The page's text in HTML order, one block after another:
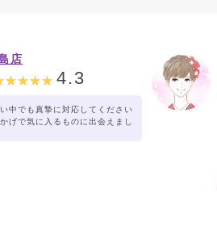
店
4.3
中でも真摯に対応してください
げで気に入るものに出会えまし